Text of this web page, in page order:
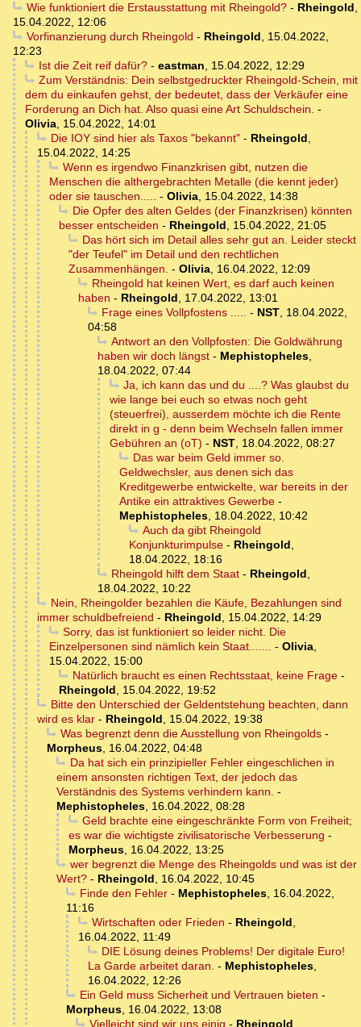
Wie funktioniert die Erstausstattung mit Rheingold?- Rheingold,
15.04.2022, 12:06
Vorfinanzierung durch Rheingold - Rheingold, 15.04.2022,
12:23
Ist die Zeit reif dafür?- eastman, 15.04.2022, 12:29
Zum Verständnis: Dein selbstgedruckter Rheingold-Schein, mit
dem du einkaufen gehst, der bedeutet, dass der Verkäufer eine
Forderung an Dich hat. Also quasi eine Art Schuldschein. -
Olivia, 15.04.2022, 14:01
Die IOY sind hier als Taxos "bekannt"- Rheingold,
15.04.2022, 14:25
Wenn es irgendwo Finanzkrisen gibt, nutzen die
Menschen die althergebrachten Metalle (die kennt jeder)
oder sie tauschen..... - Olivia, 15.04.2022, 14:38
Die Opfer des alten Geldes (der Finanzkrisen) könnten
besser entscheiden - Rheingold, 15.04.2022, 21:05
Das hört sich im Detail alles sehr gut an. Leider steckt
"der Teufel" im Detail und den rechtlichen
Zusammenhängen. - Olivia, 16.04.2022, 12:09
Rheingold hat keinen Wert, es darf auch keinen
haben - Rheingold, 17.04.2022, 13:01
Frage eines Vollpfostens ..... - NST, 18.04.2022,
04:58
Antwort an den Vollpfosten: Die Goldwährung
haben wir doch längst - Mephistopheles,
18.04.2022, 07:44
Ja, ich kann das und du ....? Was glaubst du
wie lange bei euch so etwas noch geht
(steuerfrei), ausserdem möchte ich die Rente
direkt in g - denn beim Wechseln fallen immer
Gebühren an (oT) - NST, 18.04.2022, 08:27
Das war beim Geld immer so.
Geldwechsler, aus denen sich das
Kreditgewerbe entwickelte, war bereits in der
Antike ein attraktives Gewerbe -
Mephistopheles, 18.04.2022, 10:42
Auch da gibt Rheingold
Konjunkturimpulse - Rheingold,
18.04.2022, 18:16
Rheingold hilft dem Staat- Rheingold,
18.04.2022, 10:22
Nein, Rheingolder bezahlen die Käufe, Bezahlungen sind
immer schuldbefreiend - Rheingold, 15.04.2022, 14:29
Sorry, das ist funktioniert so leider nicht. Die
Einzelpersonen sind nämlich kein Staat....... - Olivia,
15.04.2022, 15:00
Natürlich braucht es einen Rechtsstaat, keine Frage-
Rheingold, 15.04.2022, 19:52
Bitte den Unterschied der Geldentstehung beachten, dann
wird es klar - Rheingold, 15.04.2022, 19:38
Was begrenzt denn die Ausstellung von Rheingolds-
Morpheus, 16.04.2022, 04:48
Da hat sich ein prinzipieller Fehler eingeschlichen in
einem ansonsten richtigen Text, der jedoch das
Verständnis des Systems verhindern kann. -
Mephistopheles, 16.04.2022, 08:28
Geld brachte eine eingeschränkte Form von Freiheit;
es war die wichtigste zivilisatorische Verbesserung -
Morpheus, 16.04.2022, 13:25
wer begrenzt die Menge des Rheingolds und was ist der
Wert? - Rheingold, 16.04.2022, 10:45
Finde den Fehler- Mephistopheles, 16.04.2022,
11:16
Wirtschaften oder Frieden - Rheingold,
16.04.2022, 11:49
DIE Lösung deines Problems! Der digitale Euro!
La Garde arbeitet daran. - Mephistopheles,
16.04.2022, 12:26
Ein Geld muss Sicherheit und Vertrauen bieten -
Morpheus, 16.04.2022, 13:08
Vielleicht sind wir uns einig - Rheingold,